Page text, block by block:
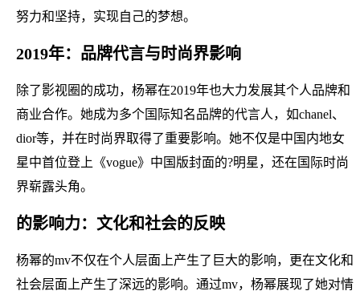
努力和坚持，实现自己的梦想。
2019年：品牌代言与时尚界影响
除了影视圈的成功，杨幂在2019年也大力发展其个人品牌和
商业合作。她成为多个国际知名品牌的代言人，如chanel、
dior等，并在时尚界取得了重要影响。她不仅是中国内地女
星中首位登上《vogue》中国版封面的?明星，还在国际时尚
界崭露头角。
的影响力：文化和社会的反映
杨幂的mv不仅在个人层面上产生了巨大的影响，更在文化和
社会层面上产生了深远的影响。通过mv，杨幂展现了她对情